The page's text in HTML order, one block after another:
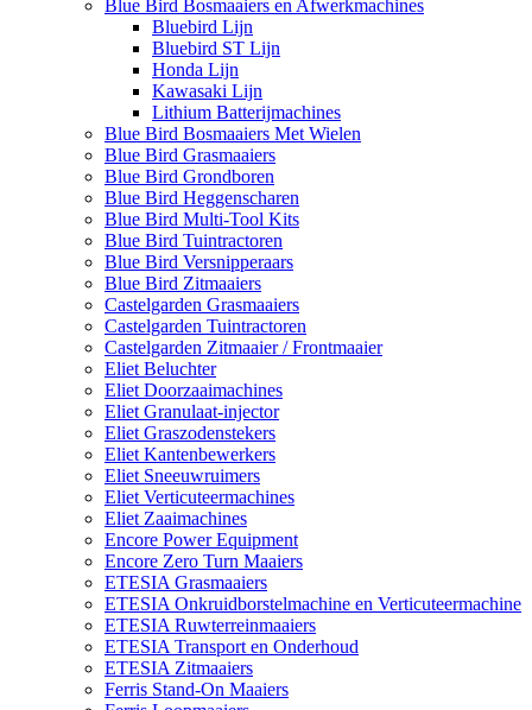
Blue Bird Bosmaaiers en Afwerkmachines
Bluebird Lijn
Bluebird ST Lijn
Honda Lijn
Kawasaki Lijn
Lithium Batterijmachines
Blue Bird Bosmaaiers Met Wielen
Blue Bird Grasmaaiers
Blue Bird Grondboren
Blue Bird Heggenscharen
Blue Bird Multi-Tool Kits
Blue Bird Tuintractoren
Blue Bird Versnipperaars
Blue Bird Zitmaaiers
Castelgarden Grasmaaiers
Castelgarden Tuintractoren
Castelgarden Zitmaaier / Frontmaaier
Eliet Beluchter
Eliet Doorzaaimachines
Eliet Granulaat-injector
Eliet Graszodenstekers
Eliet Kantenbewerkers
Eliet Sneeuwruimers
Eliet Verticuteermachines
Eliet Zaaimachines
Encore Power Equipment
Encore Zero Turn Maaiers
ETESIA Grasmaaiers
ETESIA Onkruidborstelmachine en Verticuteermachine
ETESIA Ruwterreinmaaiers
ETESIA Transport en Onderhoud
ETESIA Zitmaaiers
Ferris Stand-On Maaiers